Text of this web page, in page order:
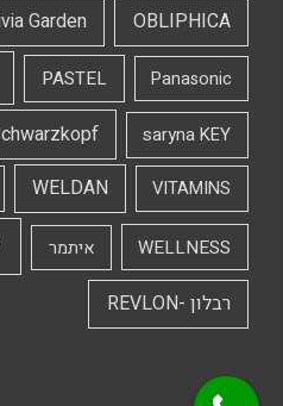
OBLIPHICA
Garden
Panasonic
PASTEL
saryna KEY
VITAMINS
WELDAN
WELLNESS איתמר
רבלון -REVLON